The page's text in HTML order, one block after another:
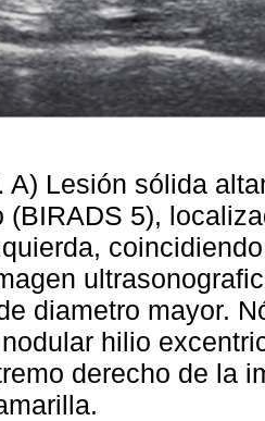
A) Lesión sólida
(BIRADS 5),
diametro mayor.
hilio
derecho de la